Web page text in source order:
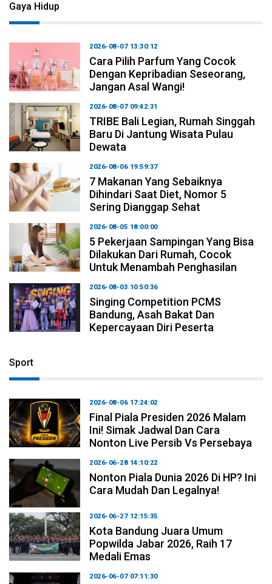
Gaya Hidup
2026-08-07 13:30:12
Cara Pilih Parfum Yang Cocok
Dengan Kepribadian Seseorang,
Jangan Asal Wangi!
2026-08-07 09:42:31
TRIBE Bali Legian, Rumah Singgah
Baru Di Jantung Wisata Pulau
Dewata
2026-08-06 19:59:37
7 Makanan Yang Sebaiknya
Dihindari Saat Diet, Nomor 5
Sering Dianggap Sehat
2026-08-05 18:00:00
5 Pekerjaan Sampingan Yang Bisa
Dilakukan Dari Rumah, Cocok
Untuk Menambah Penghasilan
2026-08-03 10:50:36
Singing Competition PCMS
Bandung, Asah Bakat Dan
Kepercayaan Diri Peserta
Sport
2026-08-06 17:24:02
Final Piala Presiden 2026 Malam
Ini! Simak Jadwal Dan Cara
Nonton Live Persib Vs Persebaya
2026-06-28 14:10:22
Nonton Piala Dunia 2026 Di HP? Ini
Cara Mudah Dan Legalnya!
2026-06-27 12:15:35
Kota Bandung Juara Umum
Popwilda Jabar 2026, Raih 17
Medali Emas
2026-06-07 07:11:30